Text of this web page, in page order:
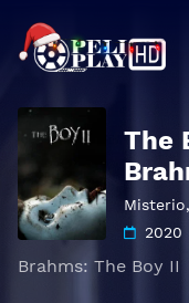
The
Misterio,
2020
Brahms: The Boy II